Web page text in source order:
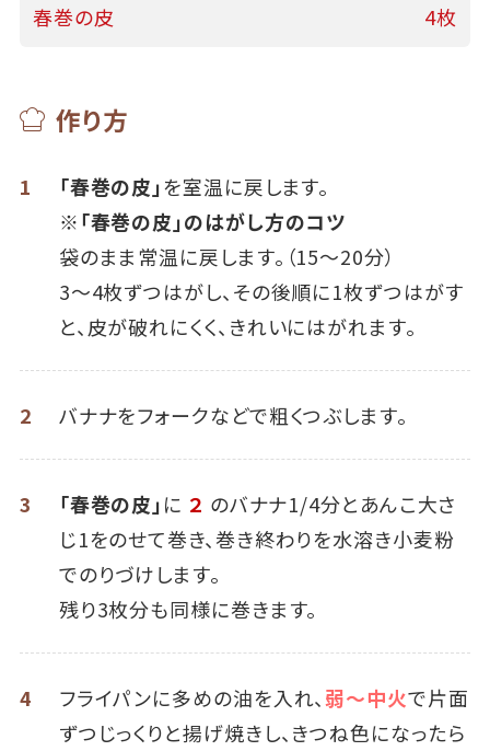
春巻の皮 4枚
作り方
1 「春巻の皮」を室温に戻します。
※「春巻の皮」のはがし方のコツ
袋のまま常温に戻します。（15～20分）
3～4枚ずつはがし、その後順に1枚ずつはがす
と、皮が破れにくく、きれいにはがれます。
2 バナナをフォークなどで粗くつぶします。
3 「春巻の皮」に ２ のバナナ1/4分とあんこ大さ
じ1をのせて巻き、巻き終わりを水溶き小麦粉
でのりづけします。
残り3枚分も同様に巻きます。
4 フライパンに多めの油を入れ、弱～中火で片面
ずつじっくりと揚げ焼きし、きつね色になったら